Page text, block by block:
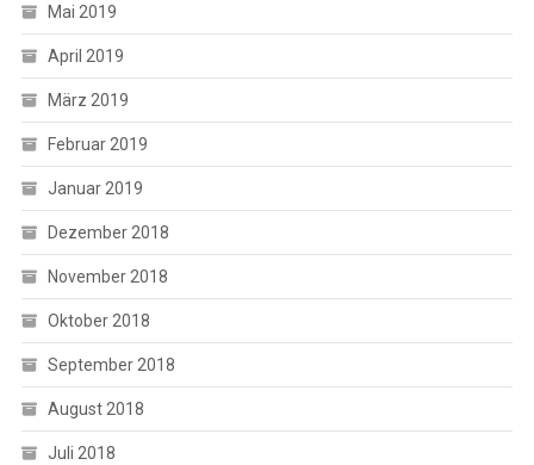
Mai 2019
April 2019
März 2019
Februar 2019
Januar 2019
Dezember 2018
November 2018
Oktober 2018
September 2018
August 2018
Juli 2018